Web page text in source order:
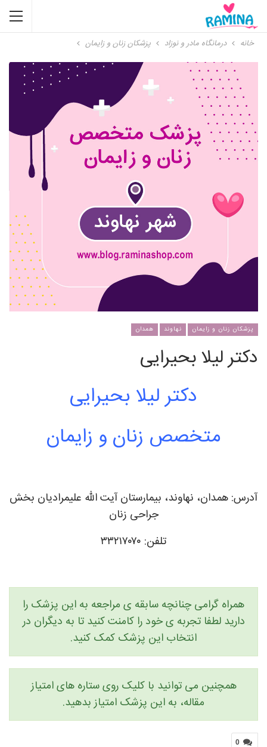
خانه درمانگاه مادر و نوزاد پزشکان زنان و زایمان
پزشکان زنان و زایمان نهاوند همدان
دکتر لیلا بحیرایی
دکتر لیلا بحیرایی
متخصص زنان و زایمان
آدرس: همدان، نهاوند، بیمارستان آیت الله علیمرادیان بخش
جراحی زنان
تلفن: ۳۳۲۱۷۰۷۰
همراه گرامی چنانچه سابقه ی مراجعه به این پزشک را
دارید لطفا تجربه ی خود را کامنت کنید تا به دیگران در
انتخاب این پزشک کمک کنید.
همچنین می توانید با کلیک روی ستاره های امتیاز
مقاله، به این پزشک امتیاز بدهید.
0